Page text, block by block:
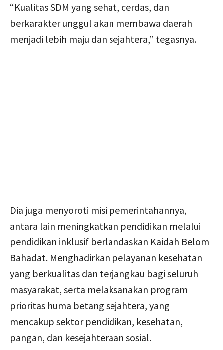
“Kualitas SDM yang sehat, cerdas, dan
berkarakter unggul akan membawa daerah
menjadi lebih maju dan sejahtera,” tegasnya.
Dia juga menyoroti misi pemerintahannya,
antara lain meningkatkan pendidikan melalui
pendidikan inklusif berlandaskan Kaidah Belom
Bahadat. Menghadirkan pelayanan kesehatan
yang berkualitas dan terjangkau bagi seluruh
masyarakat, serta melaksanakan program
prioritas huma betang sejahtera, yang
mencakup sektor pendidikan, kesehatan,
pangan, dan kesejahteraan sosial.